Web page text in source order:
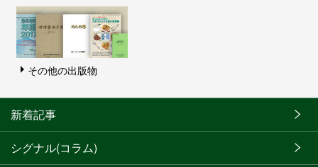
その他の出版物
新着記事
シグナル(コラム)